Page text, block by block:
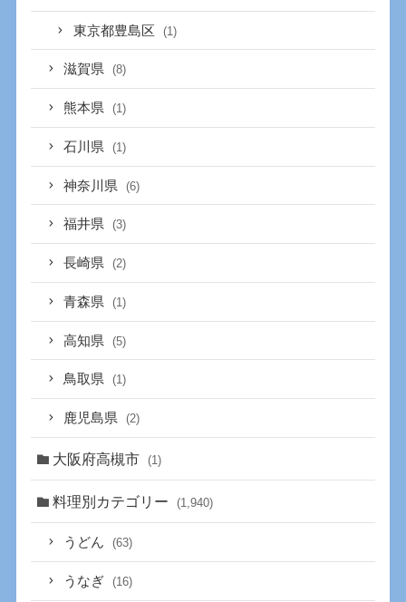
東京都豊島区 (1)
滋賀県 (8)
熊本県 (1)
石川県 (1)
神奈川県 (6)
福井県 (3)
長崎県 (2)
青森県 (1)
高知県 (5)
鳥取県 (1)
鹿児島県 (2)
大阪府高槻市 (1)
料理別カテゴリー (1,940)
うどん (63)
うなぎ (16)